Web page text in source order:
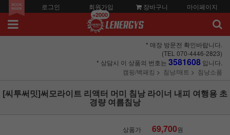
로그인 회원가입
+2000
장바구니 마이페이지
* 매장 방문전 확인바랍니다.
(TEL 070-4446-2823)
* 상담시 이 상품의 번호는 3581608 입니다.
캠핑/백패킹
침낭/매트 침낭소품
[씨투써밋]써모라이트 리액터 머미 침낭 라이너 내피 여행용 초
경량 여름침낭
상품가 69,700원